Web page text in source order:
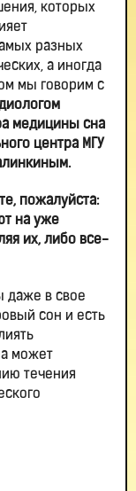
которых
разных
а иногда
мы говорим с
медицины сна
центра МГУ
пожалуйста:
на уже
их, либо все-
даже в свое
сон и есть
может
течения